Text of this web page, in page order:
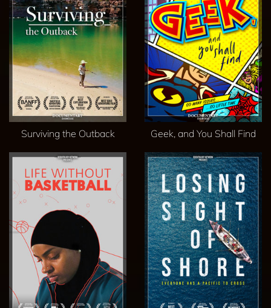
Surviving the Outback Geek, and You Shall Find